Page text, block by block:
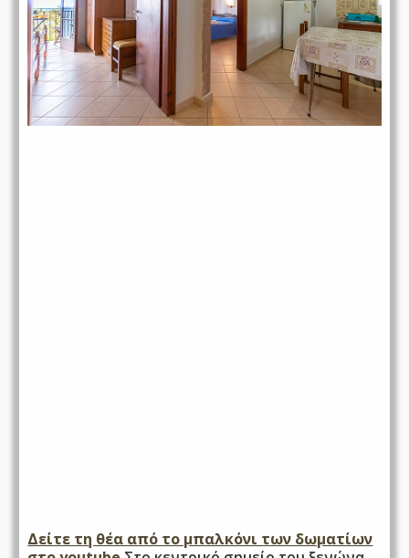
Δείτε τη θέα από το μπαλκόνι των δωματίων